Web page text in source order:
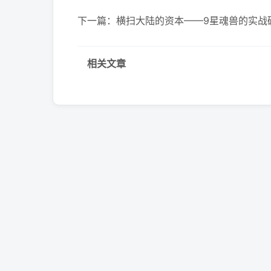
下一篇： 横扫大陆的资本——9星魂兽的实战
相关文章